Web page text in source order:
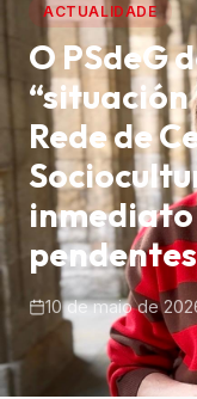
ACTUALIDADE
O PSdeG
Rede de
pendentes
10 de maio de